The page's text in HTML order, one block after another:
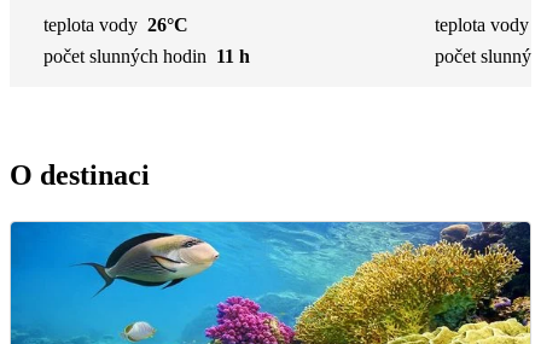
teplota vody 26°C
počet slunných hodin 11 h
teplota vody
počet
O destinaci